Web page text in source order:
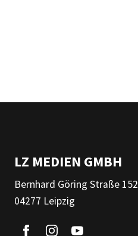
LZ MEDIEN GMBH
Bernhard Göring Straße 152
04277 Leipzig